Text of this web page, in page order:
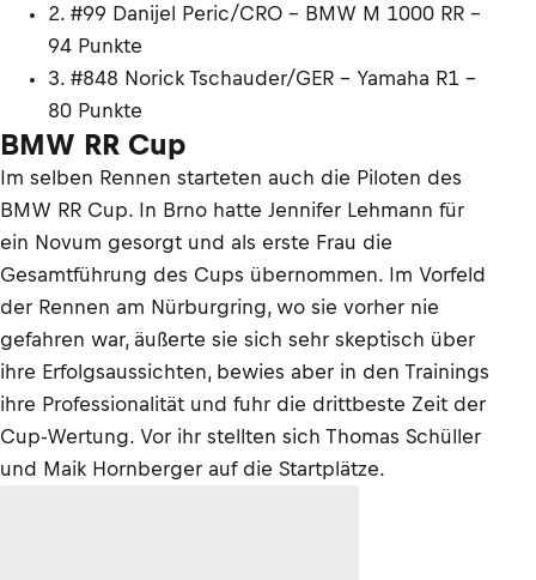
2. #99 Danijel Peric/CRO - BMW M 1000 RR -
94 Punkte
3. #848 Norick Tschauder/GER - Yamaha R1 -
80 Punkte
BMW RR Cup
Im selben Rennen starteten auch die Piloten des
BMW RR Cup. In Brno hatte Jennifer Lehmann für
ein Novum gesorgt und als erste Frau die
Gesamtführung des Cups übernommen. Im Vorfeld
der Rennen am Nürburgring, wo sie vorher nie
gefahren war, äußerte sie sich sehr skeptisch über
ihre Erfolgsaussichten, bewies aber in den Trainings
ihre Professionalität und fuhr die drittbeste Zeit der
Cup-Wertung. Vor ihr stellten sich Thomas Schüller
und Maik Hornberger auf die Startplätze.